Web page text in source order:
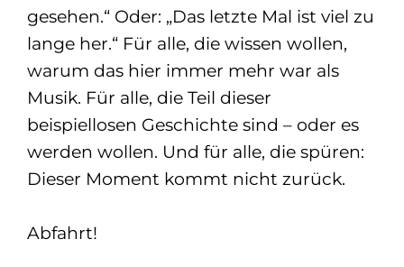
gesehen.“ Oder: „Das letzte Mal ist viel zu
lange her.“ Für alle, die wissen wollen,
warum das hier immer mehr war als
Musik. Für alle, die Teil dieser
beispiellosen Geschichte sind – oder es
werden wollen. Und für alle, die spüren:
Dieser Moment kommt nicht zurück.
Abfahrt!